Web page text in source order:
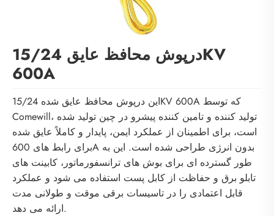
درپوش محافظ عایق 15/24KV
600A
این درپوش محافظ عایق شده 15/24KV 600A که توسط
Comewill، تولید کننده و تامین کننده پیشرو در چین تولید شده
است، برای اطمینان از عملکرد ایمن، پایدار و کاملاً عایق شده
برای رابط های 600A بدون انرژی طراحی شده است. این به
طور گسترده ای برای بوش های ترانسفورماتور، کابینت های
تابلو برق و حفاظت از کابل پست استفاده می شود و عملکرد
قابل اعتمادی را در تاسیسات برقی موقت و طولانی مدت
ارائه می دهد.